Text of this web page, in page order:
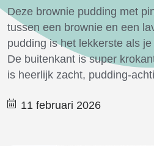
Deze brownie pudding met
tussen een brownie en een
pudding is het lekkerste als
De buitenkant is super
is heerlijk zacht, pudding-
11 februari 2026